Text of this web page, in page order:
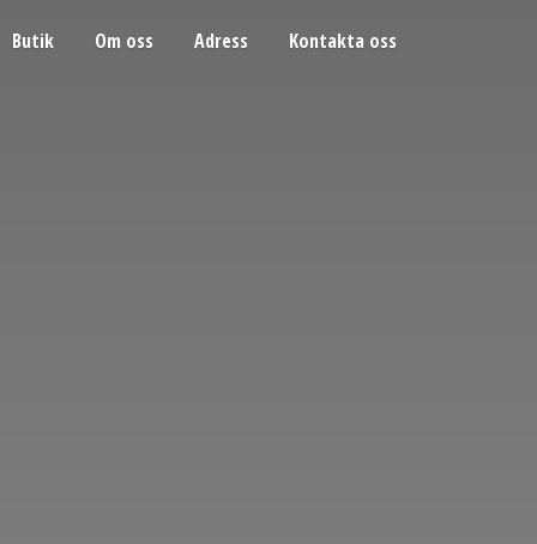
Butik Om oss Adress Kontakta oss